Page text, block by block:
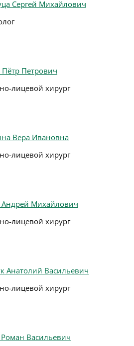
Сергей Михайлович
Петрович
лицевой хирург
Вера Ивановна
лицевой хирург
Андрей Михайлович
лицевой хирург
Анатолий Васильевич
лицевой хирург
Роман Васильевич